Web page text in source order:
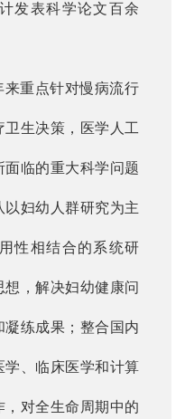
发表科学论文百余
重点针对慢病流行
生决策，医学人工
临的重大科学问题
妇幼人群研究为主
性相结合的系统研
，解决妇幼健康问
练成果；整合国内
、临床医学和计算
对全生命周期中的